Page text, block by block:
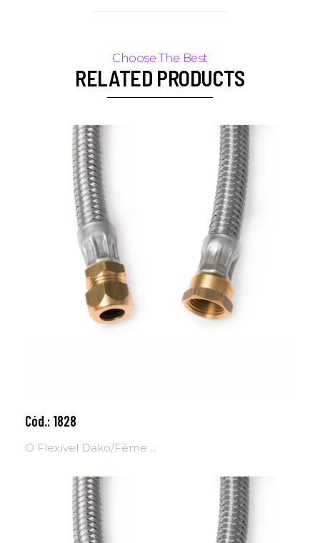
RELATED PRODUCTS
Cód.: 1828
O Flexível Dako/Fême ...
Adicionar ao carrinho